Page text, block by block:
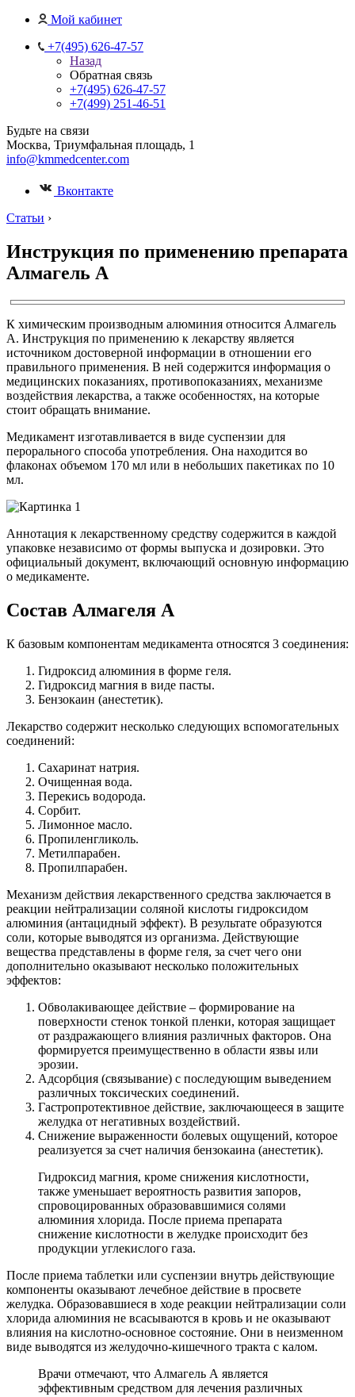
Мой кабинет
+7(495) 626-47-57
Назад
Обратная связь
+7(495) 626-47-57
+7(499) 251-46-51
Будьте на связи
Москва, Триумфальная площадь, 1
info@kmmedcenter.com
Вконтакте
Статьи ›
Инструкция по применению препарата
Алмагель А
К химическим производным алюминия относится Алмагель
А. Инструкция по применению к лекарству является
источником достоверной информации в отношении его
правильного применения. В ней содержится информация о
медицинских показаниях, противопоказаниях, механизме
воздействия лекарства, а также особенностях, на которые
стоит обращать внимание.
Медикамент изготавливается в виде суспензии для
перорального способа употребления. Она находится во
флаконах объемом 170 мл или в небольших пакетиках по 10
мл.
Аннотация к лекарственному средству содержится в каждой
упаковке независимо от формы выпуска и дозировки. Это
официальный документ, включающий основную информацию
о медикаменте.
Состав Алмагеля А
К базовым компонентам медикамента относятся 3 соединения:
Гидроксид алюминия в форме геля.
Гидроксид магния в виде пасты.
Бензокаин (анестетик).
Лекарство содержит несколько следующих вспомогательных
соединений:
Сахаринат натрия.
Очищенная вода.
Перекись водорода.
Сорбит.
Лимонное масло.
Пропиленгликоль.
Метилпарабен.
Пропилпарабен.
Механизм действия лекарственного средства заключается в
реакции нейтрализации соляной кислоты гидроксидом
алюминия (антацидный эффект). В результате образуются
соли, которые выводятся из организма. Действующие
вещества представлены в форме геля, за счет чего они
дополнительно оказывают несколько положительных
эффектов:
Обволакивающее действие – формирование на
поверхности стенок тонкой пленки, которая защищает
от раздражающего влияния различных факторов. Она
формируется преимущественно в области язвы или
эрозии.
Адсорбция (связывание) с последующим выведением
различных токсических соединений.
Гастропротективное действие, заключающееся в защите
желудка от негативных воздействий.
Снижение выраженности болевых ощущений, которое
реализуется за счет наличия бензокаина (анестетик).
Гидроксид магния, кроме снижения кислотности,
также уменьшает вероятность развития запоров,
спровоцированных образовавшимися солями
алюминия хлорида. После приема препарата
снижение кислотности в желудке происходит без
продукции углекислого газа.
После приема таблетки или суспензии внутрь действующие
компоненты оказывают лечебное действие в просвете
желудка. Образовавшиеся в ходе реакции нейтрализации соли
хлорида алюминия не всасываются в кровь и не оказывают
влияния на кислотно-основное состояние. Они в неизменном
виде выводятся из желудочно-кишечного тракта с калом.
Врачи отмечают, что Алмагель А является
эффективным средством для лечения различных